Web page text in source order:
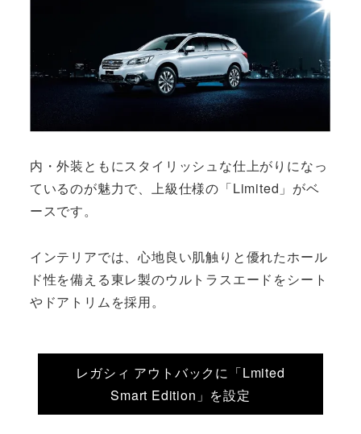
内・外装ともにスタイリッシュな仕上がりになっ
ているのが魅力で、上級仕様の「Limited」がベ
ースです。
インテリアでは、心地良い肌触りと優れたホール
ド性を備える東レ製のウルトラスエードをシート
やドアトリムを採用。
レガシィ アウトバックに「Lmited
Smart Edition」を設定